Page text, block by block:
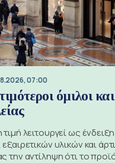
07:00
όμιλοι
λειτουργεί ως
υλικών και
την αντίληψη ότι το